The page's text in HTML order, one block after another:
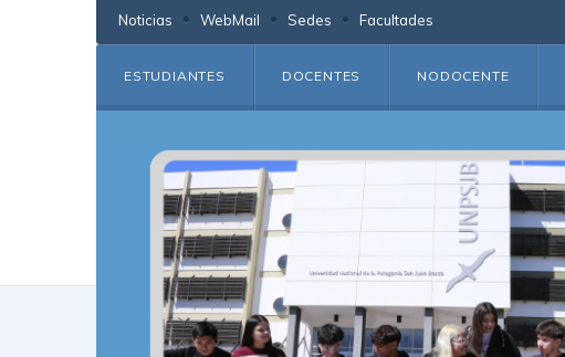
Noticias WebMail Sedes Facultades
ESTUDIANTES DOCENTES NODOCENTE